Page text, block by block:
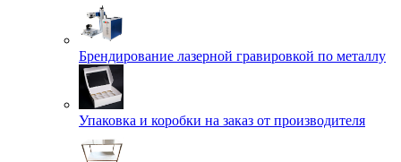
Брендирование лазерной гравировкой по металлу
Упаковка и коробки на заказ от производителя